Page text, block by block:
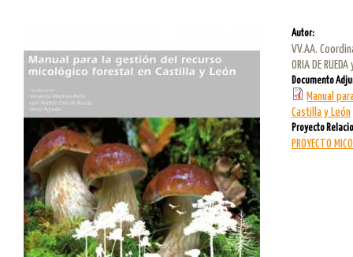
Autor:
VV.AA.
ORIA DE
Documento
Manual
Castilla y León
Proyecto
PROYECTO